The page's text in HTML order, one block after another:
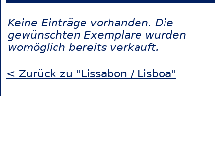
Keine Einträge vorhanden. Die
gewünschten Exemplare wurden
womöglich bereits verkauft.
< Zurück zu "Lissabon / Lisboa"